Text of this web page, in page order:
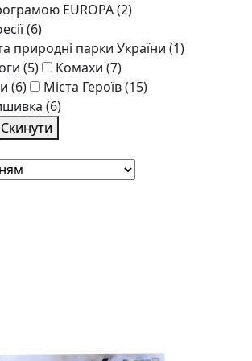
EUROPA(2)
(6)
природні парки України (1)
(5) Комахи (7)
(6) Міста Героїв(15)
(6)
Скинути